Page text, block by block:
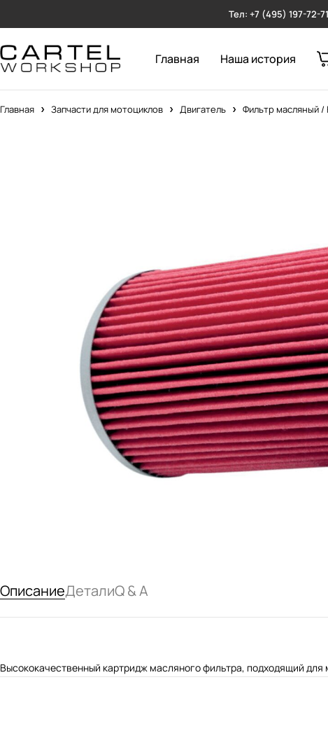
Тел: +7 (495) 197-72-71
Главная Наша история
Главная Запчасти для мотоциклов Двигатель Фильтр масляный /
ОписаниеДеталиQ & A
Высококачественный картридж масляного фильтра, подходящий для